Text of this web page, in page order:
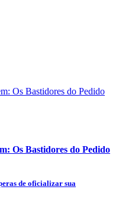
Os Bastidores do Pedido
de oficializar sua